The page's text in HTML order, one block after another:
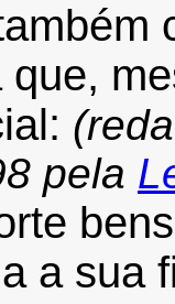
que,
pela
a sua